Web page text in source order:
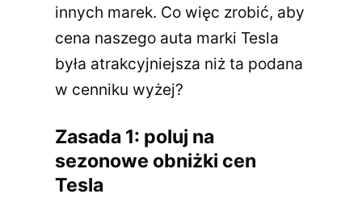
innych marek. Co więc zrobić, aby
cena naszego auta marki Tesla
była atrakcyjniejsza niż ta podana
w cenniku wyżej?
Zasada 1: poluj na
sezonowe obniżki cen
Tesla